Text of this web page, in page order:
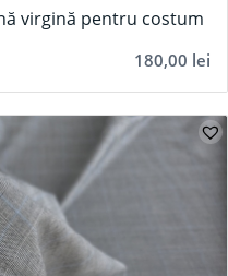
virgină pentru costum
180,00 lei